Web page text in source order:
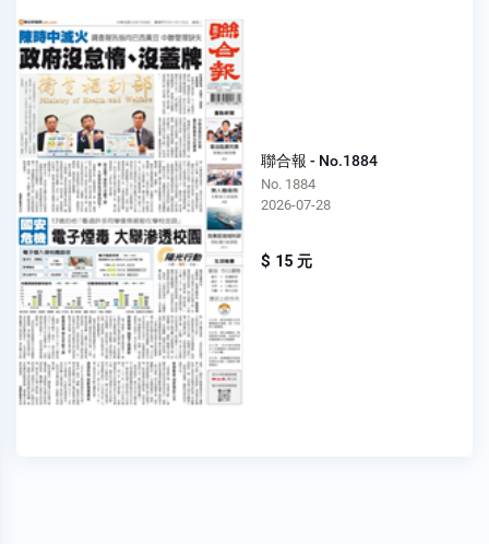
聯合報 - No.1884
No. 1884
2026-07-28
$ 15 元